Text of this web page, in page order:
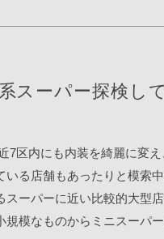
ます！！どの味にしよう
前日にインスタでやりとり
。こんな時だから配達も大変
到着。可愛いボックス♪ハ
全然崩れてませんでした。き
♪こちらいちごクリームのマ
らこんなに可愛く入れれる
チゴのつぶつぶも入って生
スーパー探検し
7区内にも内装を綺麗に変
いる店舗もあったりと模索
ーパーに近い比較的大型店
規模なものからミニスーパ